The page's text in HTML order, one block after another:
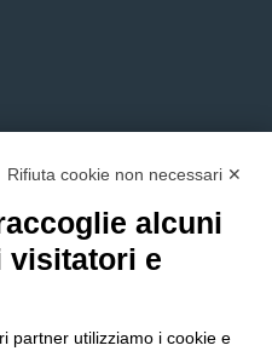
Rifiuta cookie non necessari ✕
alcuni
visitatori e
partner utilizziamo i cookie e